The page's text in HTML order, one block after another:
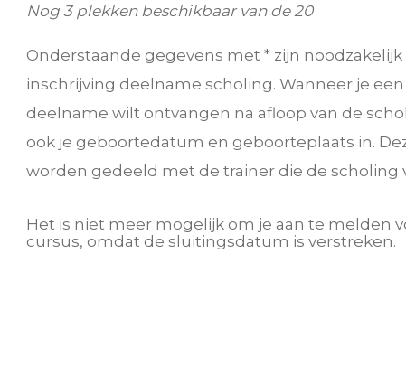
Nog 3 plekken beschikbaar van de 20
Onderstaande gegevens met * zijn noodzakelijk
inschrijving deelname scholing. Wanneer je een
deelname wilt ontvangen na afloop van de
ook je geboortedatum en geboorteplaats in.
worden gedeeld met de trainer die de scholing
Het is niet meer mogelijk om je aan te melden
cursus, omdat de sluitingsdatum is verstreken.